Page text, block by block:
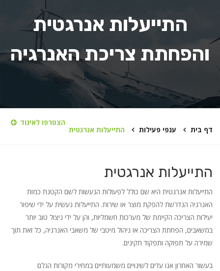
התייעלות אנרגטית
והפחתת צריכת האנרגיה
דף בית ענפי פעילות התייעלות אנרגטית
הצטרפו לאיגוד
התייעלות אנרגטית
התייעלות אנרגטית היא שם כולל לפעולות הנעשות לשם הקטנת כמות
האנרגיה הנדרשת להפקת מוצר או שירות. התייעלות נעשית על ידי שיפור
יעילות הצריכה הקיימת של מערכות חשמליות, והן על ידי ניצול טוב יותר
במשאבים, הפחתת הצריכה או ניהול מיטבי של משאבי האנרגיה, כל זאת תוך
שמירה על תפוקה ותפקוד תקינים.
בעשור האחרון אנו עדים לשינויים משמעותיים במחירי מקורות הגלם